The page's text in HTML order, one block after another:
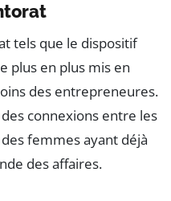
tels que le dispositif
plus en plus mis en
des entrepreneures.
connexions entre les
femmes ayant déjà
des affaires.